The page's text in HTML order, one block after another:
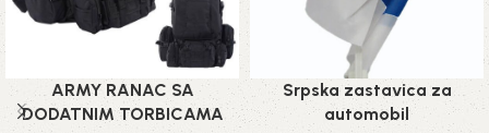
ARMY RANAC SA
DODATNIM TORBICAMA
Srpska zastavica za
automobil